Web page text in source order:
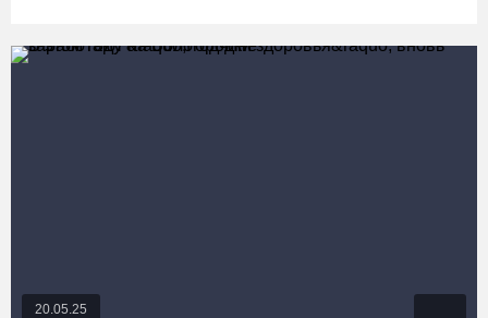
20.05.25